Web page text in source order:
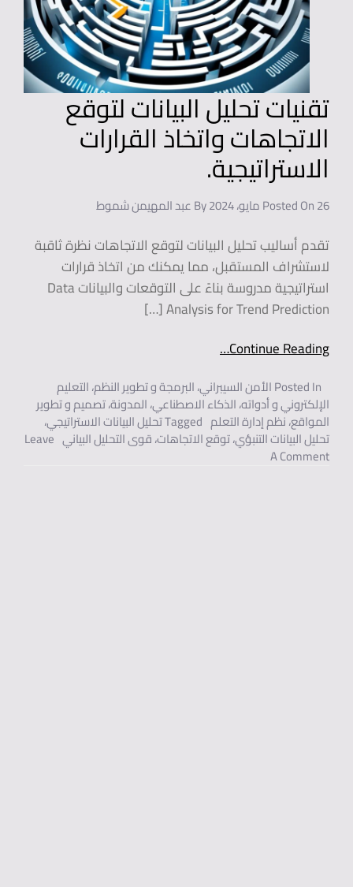
تقنيات تحليل البيانات لتوقع
الاتجاهات واتخاذ القرارات
الاستراتيجية.
Posted On26 مايو، 2024 عبد المهيمن شموط
تقدم أساليب تحليل البيانات لتوقع الاتجاهات نظرة ثاقبة
لاستشراف المستقبل، مما يمكنك من اتخاذ قرارات
استراتيجية مدروسة بناءً على التوقعات والبيانات Data
Analysis for Trend Prediction […]
Continue Reading…
Posted Inالأمن السيبراني،البرمجة و تطوير النظم،التعليم
الإلكتروني و أدواته،الذكاء الاصطناعي،المدونة،تصميم و تطوير
المواقع،نظم إدارة التعلم Taggedتحليل البيانات الاستراتيجي،
تحليل البيانات التنبؤي،توقع الاتجاهات،قوى التحليل البياني Leave
A Comment